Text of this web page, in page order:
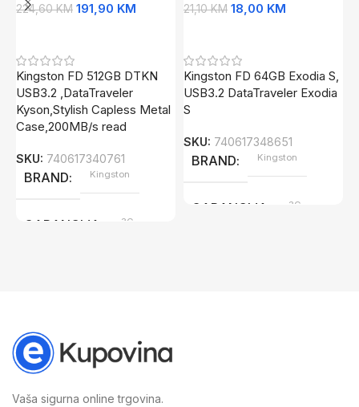
224,60KM 191,90 KM
Kingston FD 512GB DTKN
USB3.2 ,DataTraveler
Kyson,Stylish Capless Metal
Case,200MB/s read
SKU: 740617340761
BRAND Kingston
GARANCIJA 3G
21,10KM 18,00 KM
Kingston FD 64GB Exodia S,
USB3.2 DataTraveler Exodia
S
SKU: 740617348651
BRAND Kingston
GARANCIJA 3G
Vaša sigurna online trgovina.